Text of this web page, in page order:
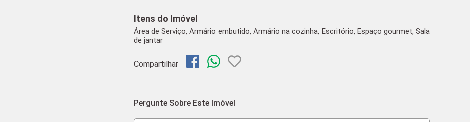
Itens do Imóvel
Área de Serviço, Armário embutido, Armário na cozinha, Escritório, Espaço gourmet, Sala
de jantar
Compartilhar
Pergunte Sobre Este Imóvel